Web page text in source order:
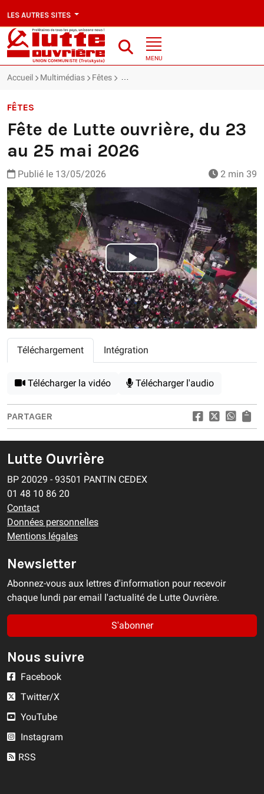
LES AUTRES SITES
MENU
Accueil Multimédias Fêtes Fête de Lutte ouvrière, du 23 au 25 mai
FÊTES
Fête de Lutte ouvrière, du 23
au 25 mai 2026
Publié le 13/05/2026 2 min 39
Play
Video
Téléchargement Intégration
Télécharger la vidéo Télécharger l'audio
PARTAGER
Lutte Ouvrière
BP 20029 - 93501 PANTIN CEDEX
01 48 10 86 20
Contact
Données personnelles
Mentions légales
Newsletter
Abonnez-vous aux lettres d'information pour recevoir
chaque lundi par email l'actualité de Lutte Ouvrière.
S'abonner
Nous suivre
Facebook
Twitter/X
YouTube
Instagram
RSS